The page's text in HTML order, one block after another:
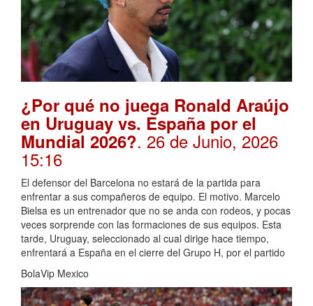
¿Por qué no juega Ronald Araújo
en Uruguay vs. España por el
Mundial 2026?. 26 de Junio, 2026
15:16
El defensor del Barcelona no estará de la partida para
enfrentar a sus compañeros de equipo. El motivo. Marcelo
Bielsa es un entrenador que no se anda con rodeos, y pocas
veces sorprende con las formaciones de sus equipos. Esta
tarde, Uruguay, seleccionado al cual dirige hace tiempo,
enfrentará a España en el cierre del Grupo H, por el partido
BolaVip Mexico